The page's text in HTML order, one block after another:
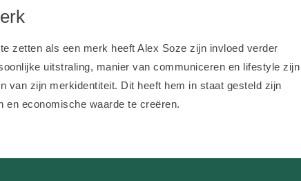
zetten als een merk heeft Alex Soze zijn invloed verder
uitstraling, manier van communiceren en lifestyle zijn
van zijn merkidentiteit. Dit heeft hem in staat gesteld zijn
en economische waarde te creëren.